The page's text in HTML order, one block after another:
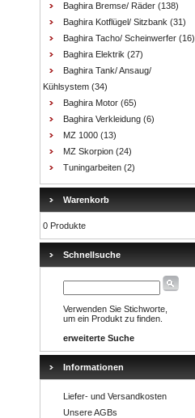
Baghira Bremse/ Räder (138)
Baghira Kotflügel/ Sitzbank (31)
Baghira Tacho/ Scheinwerfer (16)
Baghira Elektrik (27)
Baghira Tank/ Ansaug/
Kühlsystem (34)
Baghira Motor (65)
Baghira Verkleidung (6)
MZ 1000 (13)
MZ Skorpion (24)
Tuningarbeiten (2)
Warenkorb
0 Produkte
Schnellsuche
Verwenden Sie Stichworte,
um ein Produkt zu finden.
erweiterte Suche
Informationen
Liefer- und Versandkosten
Unsere AGBs